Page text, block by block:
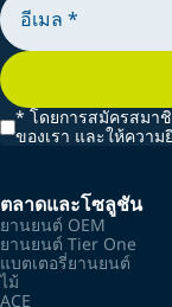
* โดยการสมัครสมา
ของเรา และให้ควา
ตลาดและโซลูชัน
ยานยนต์ OEM
ยานยนต์ Tier One
แบตเตอรี่ยานยนต์
ไม้
ACE